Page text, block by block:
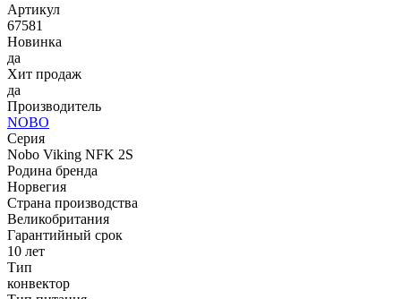
Артикул
67581
Новинка
да
Хит продаж
да
Производитель
NOBO
Серия
Nobo Viking NFK 2S
Родина бренда
Норвегия
Страна производства
Великобритания
Гарантийный срок
10 лет
Тип
конвектор